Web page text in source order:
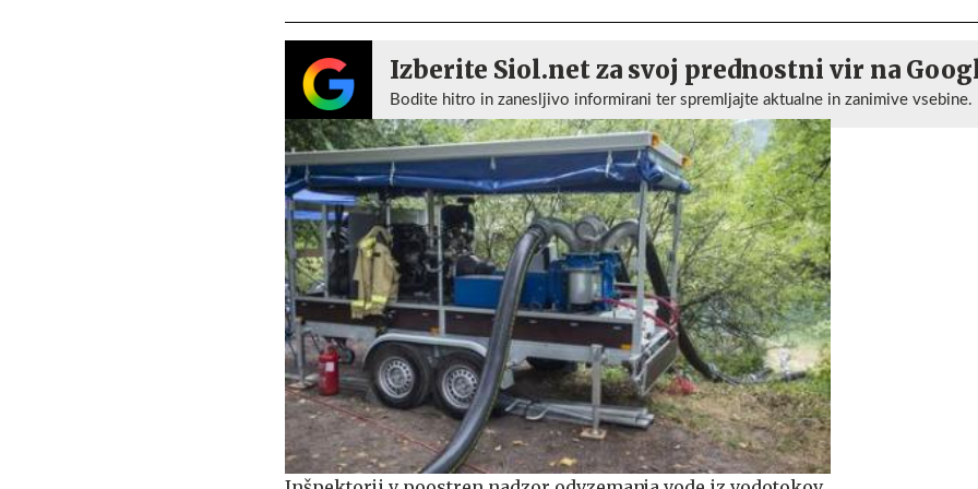
Izberite Siol.net za svoj prednostni vir na
Bodite hitro in zanesljivo informirani ter spremljajte aktualne in zanimive vsebine.